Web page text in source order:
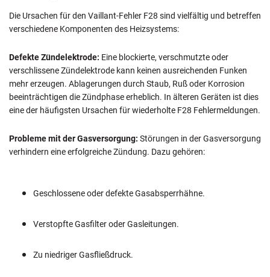
Die Ursachen für den Vaillant-Fehler F28 sind vielfältig und betreffen
verschiedene Komponenten des Heizsystems:
Defekte Zündelektrode: Eine blockierte, verschmutzte oder
verschlissene Zündelektrode kann keinen ausreichenden Funken
mehr erzeugen. Ablagerungen durch Staub, Ruß oder Korrosion
beeinträchtigen die Zündphase erheblich. In älteren Geräten ist dies
eine der häufigsten Ursachen für wiederholte F28 Fehlermeldungen.
Probleme mit der Gasversorgung: Störungen in der Gasversorgung
verhindern eine erfolgreiche Zündung. Dazu gehören:
Geschlossene oder defekte Gasabsperrhähne.
Verstopfte Gasfilter oder Gasleitungen.
Zu niedriger Gasfließdruck.